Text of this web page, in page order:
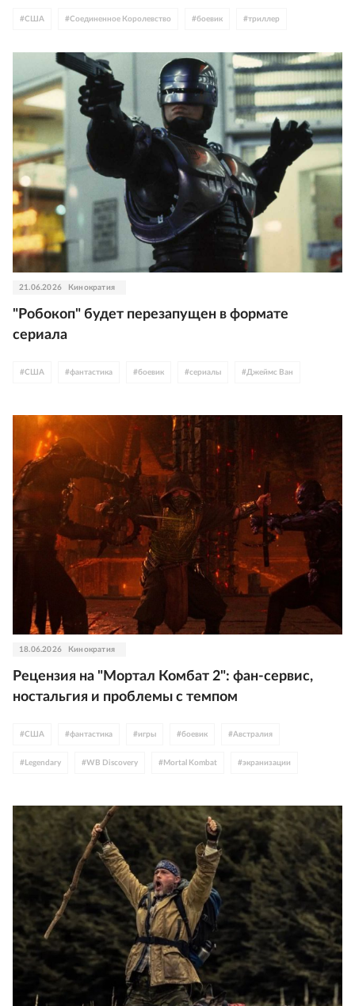
#США #Соединенное Королевство #боевик #триллер
21.06.2026 Кинократия
"Робокоп" будет перезапущен в формате
сериала
#США #фантастика #боевик #сериалы # Джеймс Ван
18.06.2026 Кинократия
Рецензия на "Мортал Комбат 2": фан-сервис,
ностальгия и проблемы с темпом
#США #фантастика #игры #боевик #Австралия
# Legendary #WB Discovery # Mortal Kombat #экранизации